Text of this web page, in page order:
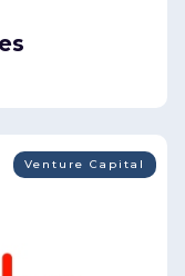
Venture Capital